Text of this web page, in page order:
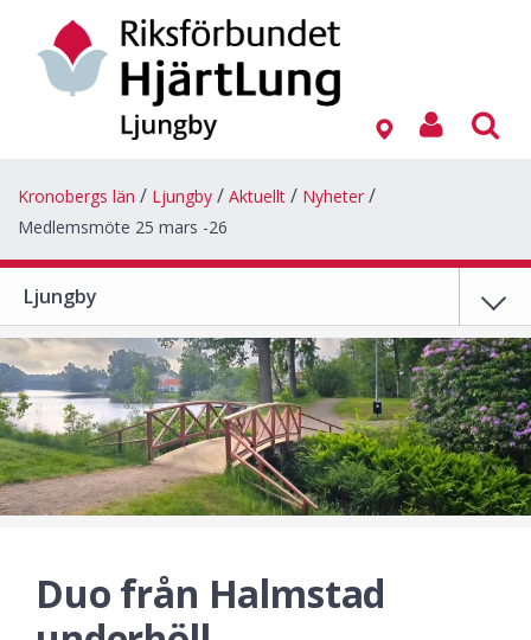
Kronobergs län Ljungby Aktuellt
Nyheter
Medlemsmöte 25 mars -26
Ljungby
Duo från Halmstad